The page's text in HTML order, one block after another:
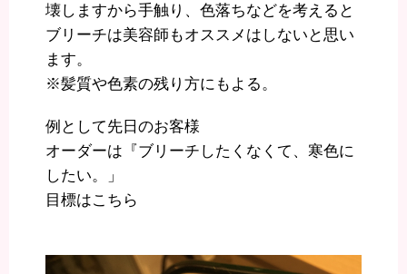
壊しますから手触り、色落ちなどを考えると
ブリーチは美容師もオススメはしないと思い
ます。
※髪質や色素の残り方にもよる。
例として先日のお客様
オーダーは『ブリーチしたくなくて、寒色に
したい。」
目標はこちら